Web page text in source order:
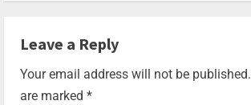
Leave a Reply
Your email address will not be published.
are marked *